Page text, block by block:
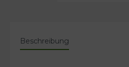
Beschreibung